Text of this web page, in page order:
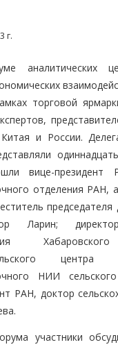
г.
аналитических
торговой
Китая и России.
вице-президент
отделения РАН,
Ларин; директор
НИИ
РАН, доктор
участники